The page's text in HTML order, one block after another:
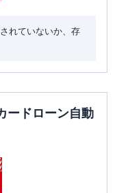
難波中1-18-10 プチ
れていないか、存
ードローン自動